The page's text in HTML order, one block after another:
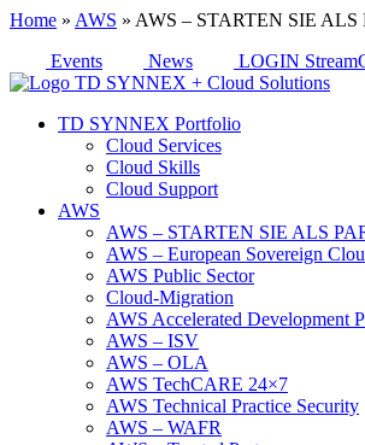
Home » AWS » AWS – STARTEN SIE
Events
News LOGIN
TD SYNNEX Portfolio
Cloud Services
Cloud Skills
Cloud Support
AWS
AWS – STARTEN SIE ALS
AWS – European Sovereign
AWS Public Sector
Cloud-Migration
AWS Accelerated Development
AWS – ISV
AWS – OLA
AWS TechCARE 24×7
AWS Technical Practice Security
AWS – WAFR